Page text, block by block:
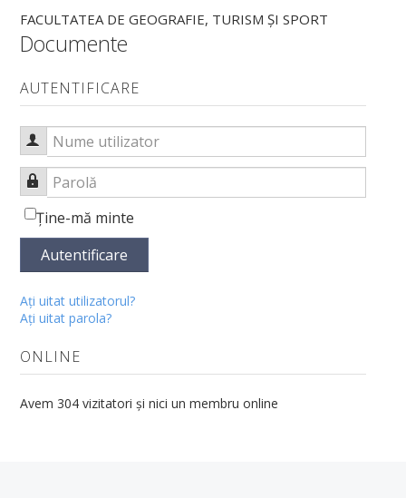
Lista îndrumătorilor de an
Finalizare studii de masterat
Planuri de învățământ
Fișe discipline obligatorii - Studii de licență
Fișe discipline obligatorii - Studii de master
Burse
Cazare
Tabere studenţeşti
FACULTATEA DE GEOGRAFIE, TURISM ȘI SPORT
Documente
AUTENTIFICARE
Nume utilizator
Parolă
Ţine-mă minte
Autentificare
Aţi uitat utilizatorul?
Aţi uitat parola?
ONLINE
Avem 304 vizitatori și nici un membru online